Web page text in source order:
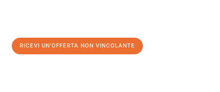
RICEVI UN'OFFERTA NON VINCOLANTE